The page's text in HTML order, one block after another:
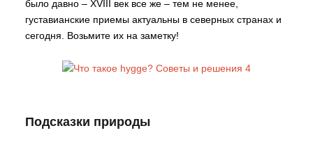
было давно – XVIII век все же – тем не менее,
густавианские приемы актуальны в северных странах и
сегодня. Возьмите их на заметку!
Подсказки природы